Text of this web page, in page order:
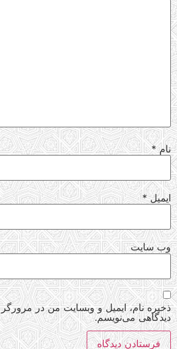
نام*
ایمیل*
وب‌ سایت
ذخیره نام، ایمیل و وبسایت من در
دیدگاهی می‌نویسم.